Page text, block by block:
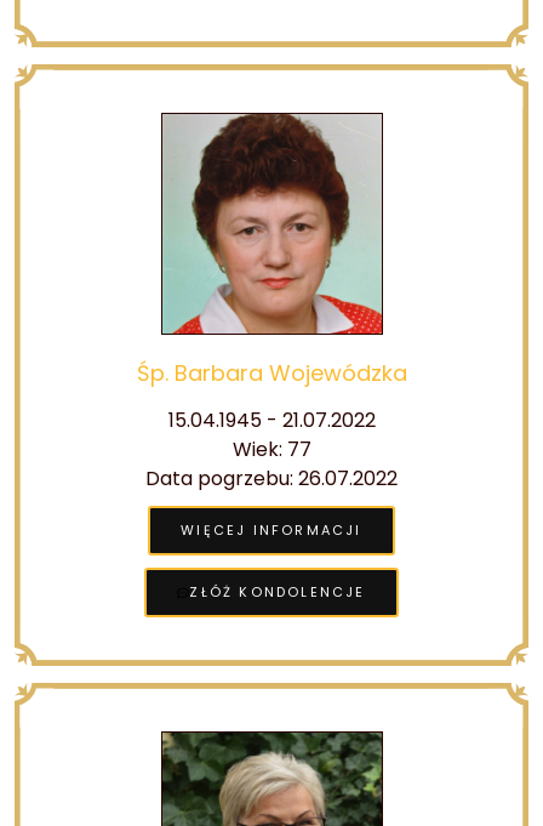
Śp. Barbara Wojewódzka
15.04.1945 - 21.07.2022
Wiek: 77
Data pogrzebu: 26.07.2022
WIĘCEJ INFORMACJI
ZŁÓŻ KONDOLENCJE